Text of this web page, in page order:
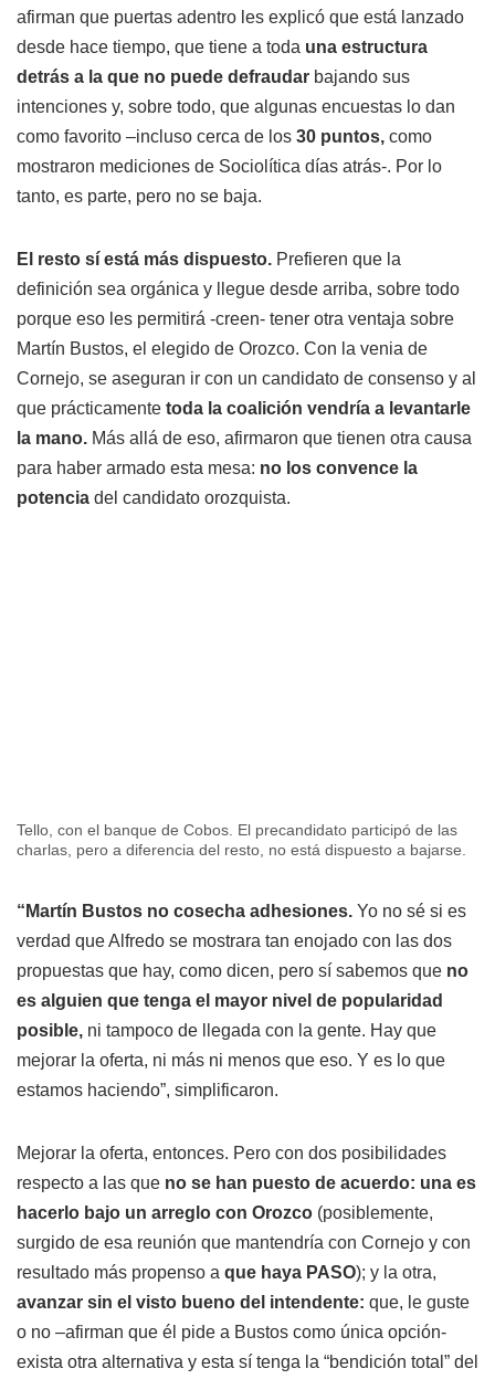
afirman que puertas adentro les explicó que está lanzado
desde hace tiempo, que tiene a toda una estructura
detrás a la que no puede defraudar bajando sus
intenciones y, sobre todo, que algunas encuestas lo dan
como favorito –incluso cerca de los 30 puntos, como
mostraron mediciones de Sociolítica días atrás-. Por lo
tanto, es parte, pero no se baja.
El resto sí está más dispuesto. Prefieren que la
definición sea orgánica y llegue desde arriba, sobre todo
porque eso les permitirá -creen- tener otra ventaja sobre
Martín Bustos, el elegido de Orozco. Con la venia de
Cornejo, se aseguran ir con un candidato de consenso y al
que prácticamente toda la coalición vendría a levantarle
la mano. Más allá de eso, afirmaron que tienen otra causa
para haber armado esta mesa: no los convence la
potencia del candidato orozquista.
Tello, con el banque de Cobos. El precandidato participó de las
charlas, pero a diferencia del resto, no está dispuesto a bajarse.
“Martín Bustos no cosecha adhesiones. Yo no sé si es
verdad que Alfredo se mostrara tan enojado con las dos
propuestas que hay, como dicen, pero sí sabemos que no
es alguien que tenga el mayor nivel de popularidad
posible, ni tampoco de llegada con la gente. Hay que
mejorar la oferta, ni más ni menos que eso. Y es lo que
estamos haciendo”, simplificaron.
Mejorar la oferta, entonces. Pero con dos posibilidades
respecto a las que no se han puesto de acuerdo: una es
hacerlo bajo un arreglo con Orozco (posiblemente,
surgido de esa reunión que mantendría con Cornejo y con
resultado más propenso a que haya PASO); y la otra,
avanzar sin el visto bueno del intendente: que, le guste
o no –afirman que él pide a Bustos como única opción-
exista otra alternativa y esta sí tenga la “bendición total” del